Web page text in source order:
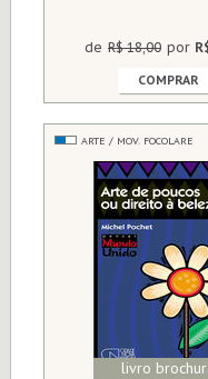
de R$ 18,00 por
COMPRAR
ARTE / MOV. FOCOLARE
livro